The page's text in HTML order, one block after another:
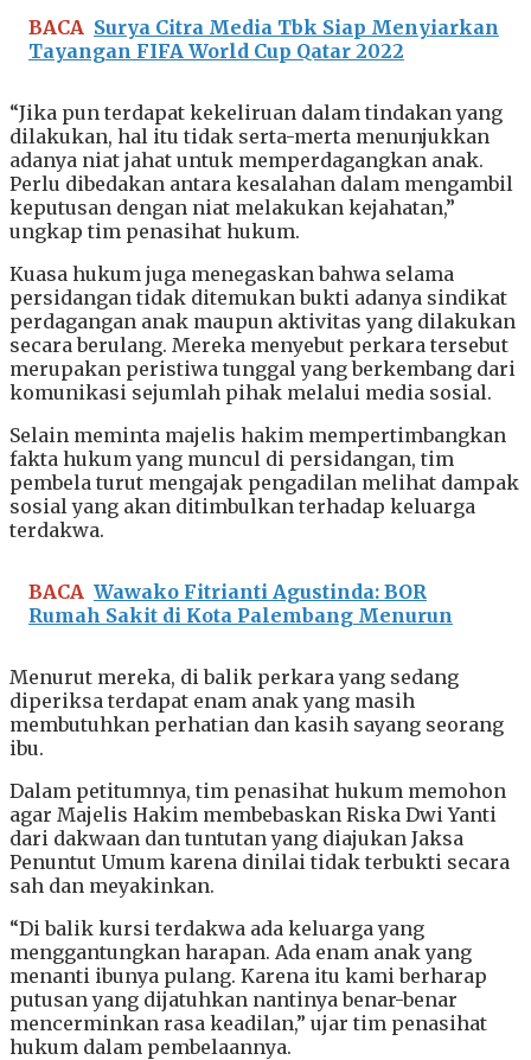
BACA Surya Citra Media Tbk Siap Menyiarkan
Tayangan FIFA World Cup Qatar 2022
“Jika pun terdapat kekeliruan dalam tindakan yang
dilakukan, hal itu tidak serta-merta menunjukkan
adanya niat jahat untuk memperdagangkan anak.
Perlu dibedakan antara kesalahan dalam mengambil
keputusan dengan niat melakukan kejahatan,”
ungkap tim penasihat hukum.
Kuasa hukum juga menegaskan bahwa selama
persidangan tidak ditemukan bukti adanya sindikat
perdagangan anak maupun aktivitas yang dilakukan
secara berulang. Mereka menyebut perkara tersebut
merupakan peristiwa tunggal yang berkembang dari
komunikasi sejumlah pihak melalui media sosial.
Selain meminta majelis hakim mempertimbangkan
fakta hukum yang muncul di persidangan, tim
pembela turut mengajak pengadilan melihat dampak
sosial yang akan ditimbulkan terhadap keluarga
terdakwa.
BACA Wawako Fitrianti Agustinda: BOR
Rumah Sakit di Kota Palembang Menurun
Menurut mereka, di balik perkara yang sedang
diperiksa terdapat enam anak yang masih
membutuhkan perhatian dan kasih sayang seorang
ibu.
Dalam petitumnya, tim penasihat hukum memohon
agar Majelis Hakim membebaskan Riska Dwi Yanti
dari dakwaan dan tuntutan yang diajukan Jaksa
Penuntut Umum karena dinilai tidak terbukti secara
sah dan meyakinkan.
“Di balik kursi terdakwa ada keluarga yang
menggantungkan harapan. Ada enam anak yang
menanti ibunya pulang. Karena itu kami berharap
putusan yang dijatuhkan nantinya benar-benar
mencerminkan rasa keadilan,” ujar tim penasihat
hukum dalam pembelaannya.